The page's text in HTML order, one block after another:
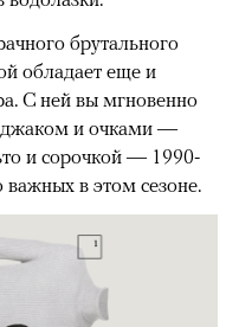
брутального
обладает еще и
С ней вы мгновенно
и очками —
и сорочкой — 1990-
в этом сезоне.